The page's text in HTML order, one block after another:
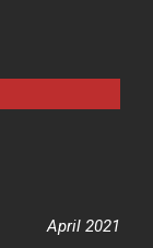
April 2021